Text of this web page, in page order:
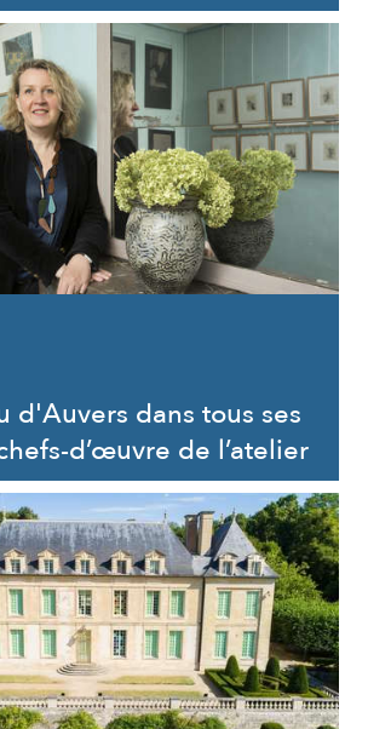
d'Auvers dans tous ses
d’œuvre de l’atelier